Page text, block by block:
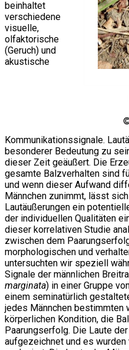
beinhaltet
verschiedene
visuelle,
olfaktorische
(Geruch) und
akustische
Kommunikationssignale.
besonderer Bedeutung zu
dieser Zeit geäußert. Die
gesamte Balzverhalten sind
und wenn dieser Aufwand
Männchen zunimmt, lässt
Lautäußerungen ein
der individuellen Qualitäten
dieser korrelativen Studie
zwischen dem
morphologischen und
untersuchten wir speziell
Signale der männlichen
marginata) in einer Gruppe
einem seminatürlich
jedes Männchen bestimmten
körperlichen Kondition, die
Paarungserfolg. Die Laute
aufgezeichnet und es